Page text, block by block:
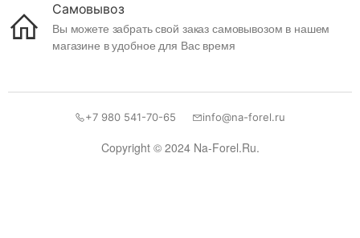
Самовывоз
Вы можете забрать свой заказ самовывозом в нашем
магазине в удобное для Вас время
Copyright © 2024 Na-Forel.Ru.
+7 980 541-70-65 info@na-forel.ru